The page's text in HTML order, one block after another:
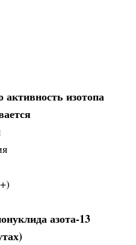
активность изотопа
азота-13